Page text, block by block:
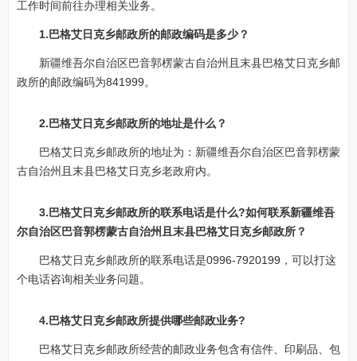
工作时间前往办理相关业务。
1.巴格艾日克乡邮政所的邮政编码是多少？
新疆维吾尔自治区巴音郭楞蒙古自治州且末县巴格艾日克乡邮
政所的邮政编码为841999。
2.巴格艾日克乡邮政所的地址是什么？
巴格艾日克乡邮政所的地址为：新疆维吾尔自治区巴音郭楞蒙
古自治州且末县巴格艾日克乡老政府内。
3.巴格艾日克乡邮政所的联系电话是什么?如何联系新疆维吾
尔自治区巴音郭楞蒙古自治州且末县巴格艾日克乡邮政所？
巴格艾日克乡邮政所的联系电话是0996-7920199，可以打这
个电话咨询相关业务问题。
4.巴格艾日克乡邮政所提供哪些邮政业务?
巴格艾日克乡邮政所经营的邮政业务包含有信件、印刷品、包